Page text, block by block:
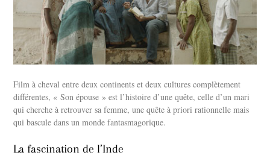
Film à cheval entre deux continents et deux cultures complètement
différentes, « Son épouse » est l’histoire d’une quête, celle d’un mari
qui cherche à retrouver sa femme, une quête à priori rationnelle mais
qui bascule dans un monde fantasmagorique.
La fascination de l’Inde